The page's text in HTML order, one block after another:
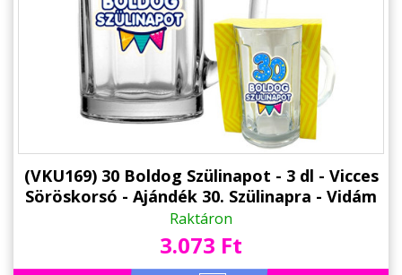
(VKU169) 30 Boldog Szülinapot - 3 dl - Vicces
Söröskorsó - Ajándék 30. Szülinapra - Vidám
Szülinapi Ajándék
Raktáron
3.073 Ft